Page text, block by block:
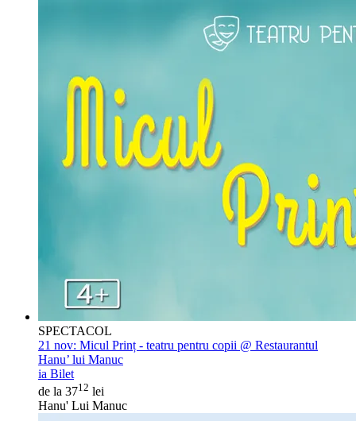
SPECTACOL
21 nov: Micul Prinț - teatru pentru copii @ Restaurantul
Hanu’ lui Manuc
ia Bilet
de la 3712 lei
Hanu' Lui Manuc